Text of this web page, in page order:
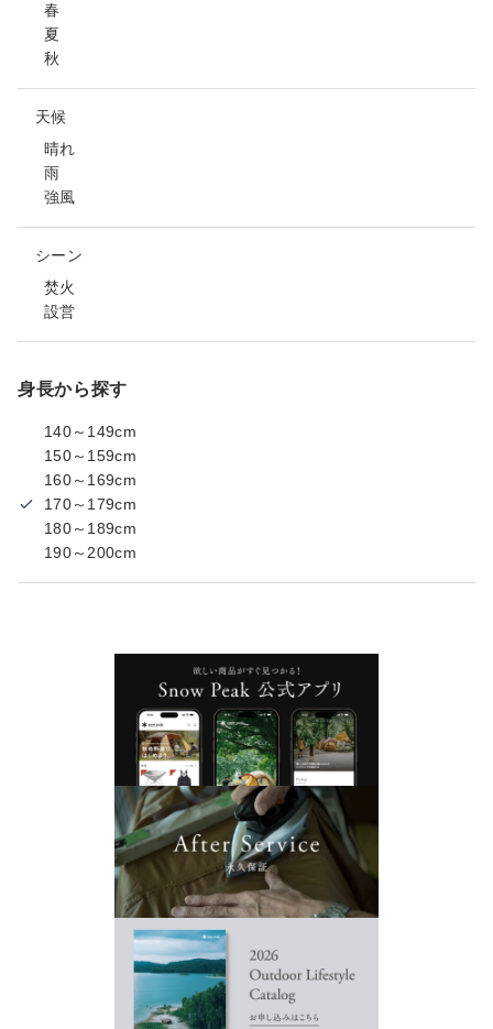
春
夏
秋
天候
晴れ
雨
強風
シーン
焚火
設営
身長から探す
140～149cm
150～159cm
160～169cm
170～179cm
180～189cm
190～200cm